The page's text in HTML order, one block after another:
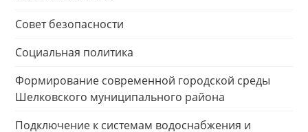
Совет безопасности
Социальная политика
Формирование современной городской среды
Шелковского муниципального района
Подключение к системам водоснабжения и